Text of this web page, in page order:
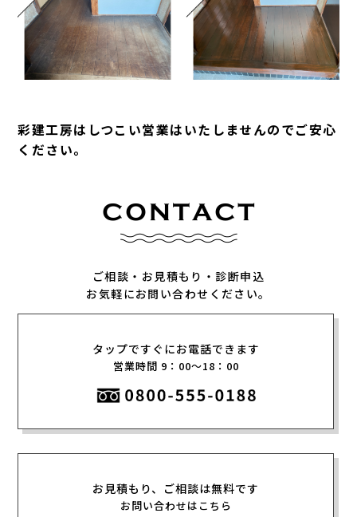
彩建工房はしつこい営業はいたしませんのでご安心
ください。
ご相談・お見積もり・診断申込
お気軽にお問い合わせください。
タップですぐにお電話できます
営業時間 9：00〜18：00
お見積もり、ご相談は無料です
お問い合わせはこちら